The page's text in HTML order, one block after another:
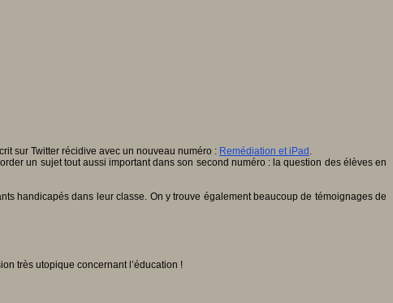
sur Twitter récidive avec un nouveau numéro : Remédiation et iPad.
un sujet tout aussi important dans son second numéro : la question des élèves en
handicapés dans leur classe. On y trouve également beaucoup de témoignages de
très utopique concernant l’éducation !